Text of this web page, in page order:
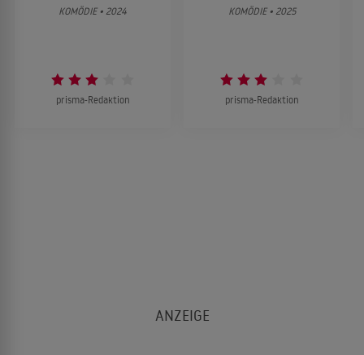
KOMÖDIE • 2024
prisma-Redaktion
KOMÖDIE • 2025
prisma-Redaktion